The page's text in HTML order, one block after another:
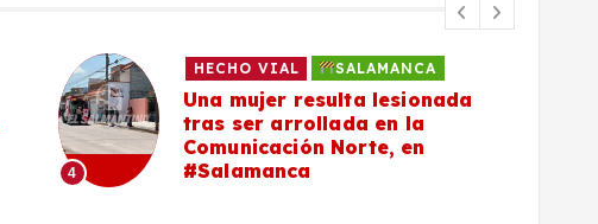
4
HECHO VIAL SALAMANCA
Una mujer resulta lesionada
tras ser arrollada en la
Comunicación Norte, en
#Salamanca